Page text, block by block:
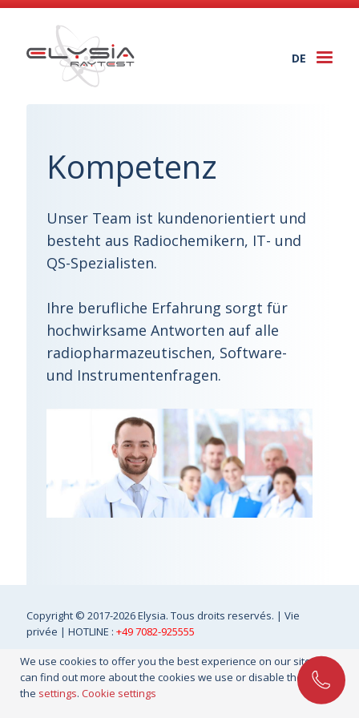
DE
Kompetenz
Unser Team ist kundenorientiert und
besteht aus Radiochemikern, IT- und
QS-Spezialisten.
Ihre berufliche Erfahrung sorgt für
hochwirksame Antworten auf alle
radiopharmazeutischen, Software-
und Instrumentenfragen.
Copyright © 2017-2026 Elysia. Tous droits reservés. |Vie
privée | HOTLINE :+49 7082-925555
We use cookies to offer you the best experience on our site. You
can find out more about the cookies we use or disable them in
the settings. Cookie settings